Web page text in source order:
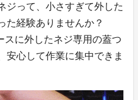
ジって、小さすぎて外した
た経験ありませんか？
スに外したネジ専用の蓋つ
安心して作業に集中できま